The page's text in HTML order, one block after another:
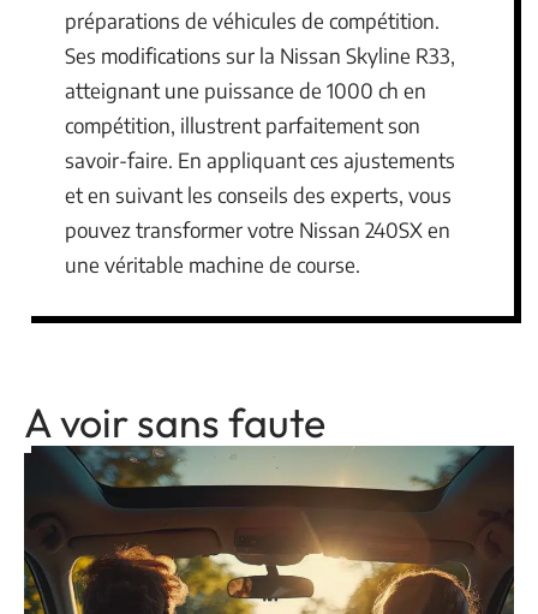
préparations de véhicules de compétition.
Ses modifications sur la Nissan Skyline R33,
atteignant une puissance de 1000 ch en
compétition, illustrent parfaitement son
savoir-faire. En appliquant ces ajustements
et en suivant les conseils des experts, vous
pouvez transformer votre Nissan 240SX en
une véritable machine de course.
A voir sans faute